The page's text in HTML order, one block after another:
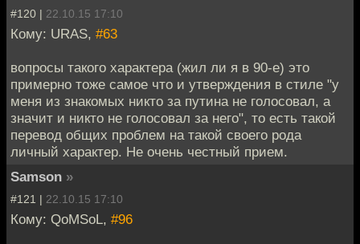
#120 | 22.10.15 17:10
Кому: URAS, #63
вопросы такого характера (жил ли я в 90-е) это
примерно тоже самое что и утверждения в стиле "у
меня из знакомых никто за путина не голосовал, а
значит и никто не голосовал за него", то есть такой
перевод общих проблем на такой своего рода
личный характер. Не очень честный прием.
Samson »
#121 | 22.10.15 17:10
Кому: QoMSoL, #96